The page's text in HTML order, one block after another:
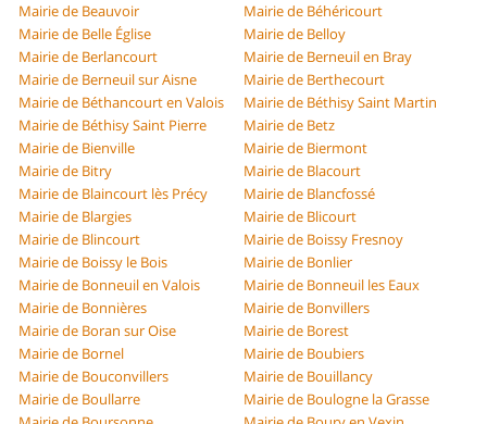
Mairie de Beauvoir
Mairie de Béhéricourt
Mairie de Belle Église
Mairie de Belloy
Mairie de Berlancourt
Mairie de Berneuil en Bray
Mairie de Berneuil sur Aisne
Mairie de Berthecourt
Mairie de Béthancourt en Valois
Mairie de Béthisy Saint Martin
Mairie de Béthisy Saint Pierre
Mairie de Betz
Mairie de Bienville
Mairie de Biermont
Mairie de Bitry
Mairie de Blacourt
Mairie de Blaincourt lès Précy
Mairie de Blancfossé
Mairie de Blargies
Mairie de Blicourt
Mairie de Blincourt
Mairie de Boissy Fresnoy
Mairie de Boissy le Bois
Mairie de Bonlier
Mairie de Bonneuil en Valois
Mairie de Bonneuil les Eaux
Mairie de Bonnières
Mairie de Bonvillers
Mairie de Boran sur Oise
Mairie de Borest
Mairie de Bornel
Mairie de Boubiers
Mairie de Bouconvillers
Mairie de Bouillancy
Mairie de Boullarre
Mairie de Boulogne la Grasse